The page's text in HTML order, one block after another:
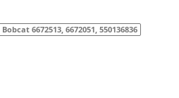
Bobcat 6672513, 6672051, 550136836